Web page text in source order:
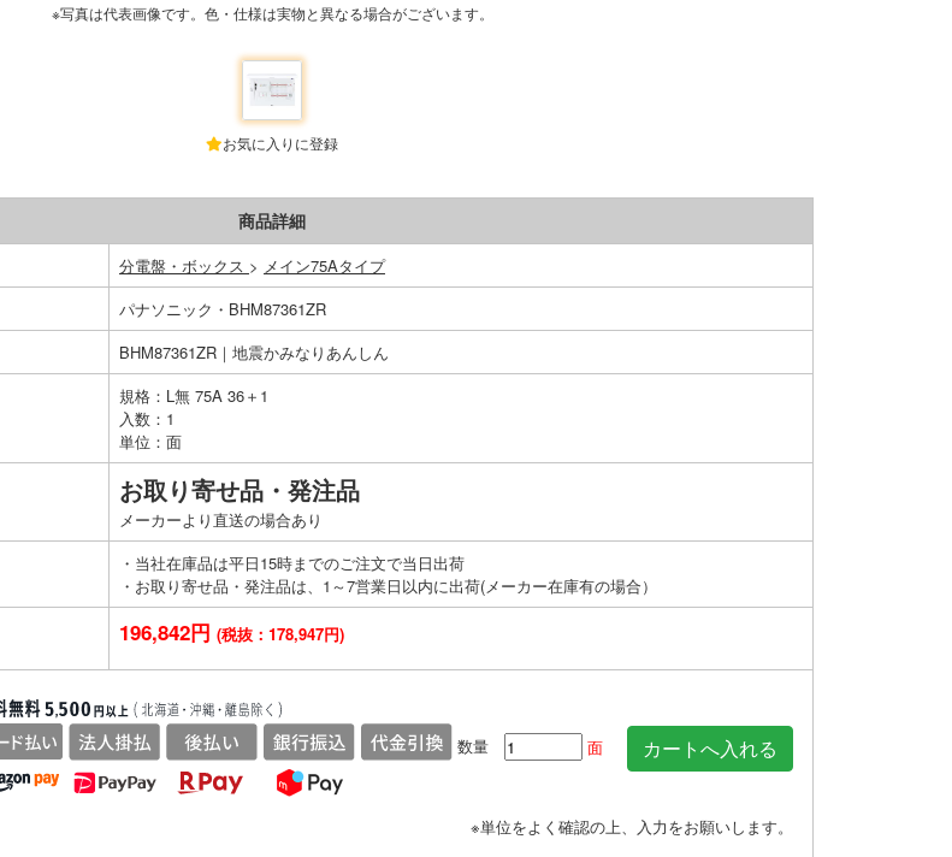
※写真は代表画像です。色・仕様は実物と異なる場合がございます。
お気に入りに登録
商品詳細
分電盤・ボックス > メイン75Aタイプ
パナソニック・BHM87361ZR
BHM87361ZR｜地震かみなりあんしん
規格：L無 75A 36＋1
入数：1
単位：面
お取り寄せ品・発注品
メーカーより直送の場合あり
・当社在庫品は平日15時までのご注文で当日出荷
・お取り寄せ品・発注品は、1～7営業日以内に出荷(メーカー在庫有の場合）
196,842円 (税抜：178,947円)
数量 面
※単位をよく確認の上、入力をお願いします。